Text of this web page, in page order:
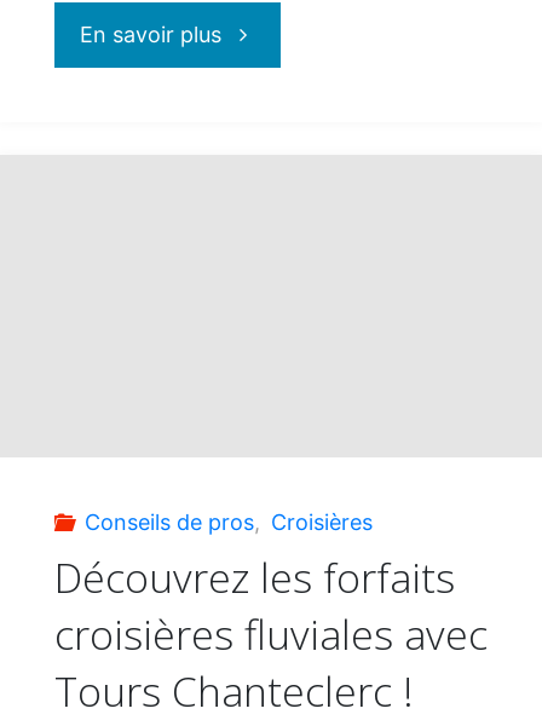
En savoir plus"Économisez
Chanteclerc
!"
Conseils de pros, Croisières
Découvrez les forfaits
croisières fluviales avec
Tours Chanteclerc !